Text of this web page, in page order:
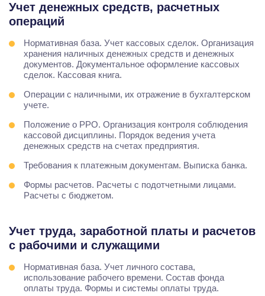
Учет денежных средств, расчетных
операций
Нормативная база. Учет кассовых сделок. Организация
хранения наличных денежных средств и денежных
документов. Документальное оформление кассовых
сделок. Кассовая книга.
Операции с наличными, их отражение в бухгалтерском
учете.
Положение о РРО. Организация контроля соблюдения
кассовой дисциплины. Порядок ведения учета
денежных средств на счетах предприятия.
Требования к платежным документам. Выписка банка.
Формы расчетов. Расчеты с подотчетными лицами.
Расчеты с бюджетом.
Учет труда, заработной платы и расчетов
с рабочими и служащими
Нормативная база. Учет личного состава,
использование рабочего времени. Состав фонда
оплаты труда. Формы и системы оплаты труда.